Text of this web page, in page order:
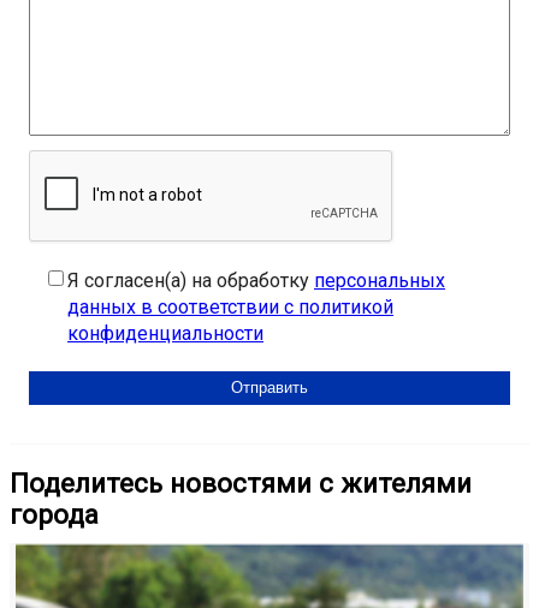
Я согласен(а) на обработку персональных
данных в соответствии с политикой
конфиденциальности
Поделитесь новостями с жителями
города